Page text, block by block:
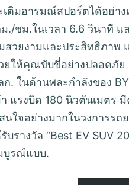
เติมอารมณ์สปอร์ตได้อย่า
ม./ชม.ในเวลา 6.6 วินาที
สวยงามและประสิทธิภาพ
ให้คุณขับขี่อย่างปลอดภัย
. ในด้านพละกำลังของ
แรงบิด 180 นิวตันเมตร
ใจอย่างมากในวงการร
บรางวัล “Best EV SUV
บูรณ์แบบ.